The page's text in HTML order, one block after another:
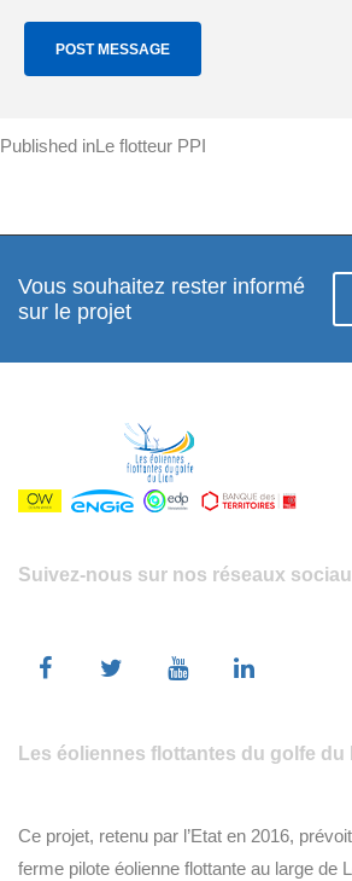
Post
Published inLe flotteur PPI
Vous souhaitez rester informé
sur le projet
Suivez-nous sur nos réseaux
Les éoliennes flottantes du golfe du
Ce projet, retenu par l’Etat en 2016, prévoit
ferme pilote éolienne flottante au large de